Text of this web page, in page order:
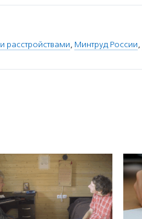
расстройствами, Минтруд России,